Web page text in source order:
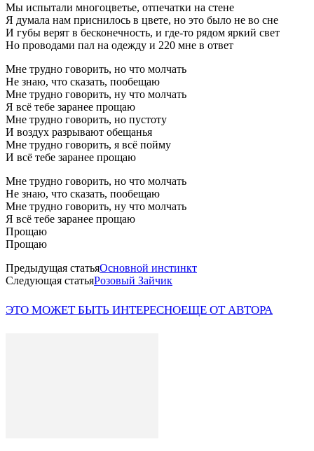
Мы испытали многоцветье, отпечатки на стене
Я думала нам приснилось в цвете, но это было не во сне
И губы верят в бесконечность, и где-то рядом яркий свет
Но проводами пал на одежду и 220 мне в ответ
Мне трудно говорить, но что молчать
Не знаю, что сказать, пообещаю
Мне трудно говорить, ну что молчать
Я всё тебе заранее прощаю
Мне трудно говорить, но пустоту
И воздух разрывают обещанья
Мне трудно говорить, я всё пойму
И всё тебе заранее прощаю
Мне трудно говорить, но что молчать
Не знаю, что сказать, пообещаю
Мне трудно говорить, ну что молчать
Я всё тебе заранее прощаю
Прощаю
Прощаю
Предыдущая статьяОсновной инстинкт
Следующая статьяРозовый Зайчик
ЭТО МОЖЕТ БЫТЬ ИНТЕРЕСНОЕЩЕ ОТ АВТОРА